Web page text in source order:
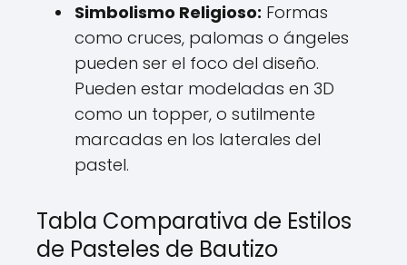
Simbolismo Religioso: Formas
como cruces, palomas o ángeles
pueden ser el foco del diseño.
Pueden estar modeladas en 3D
como un topper, o sutilmente
marcadas en los laterales del
pastel.
Tabla Comparativa de Estilos
de Pasteles de Bautizo